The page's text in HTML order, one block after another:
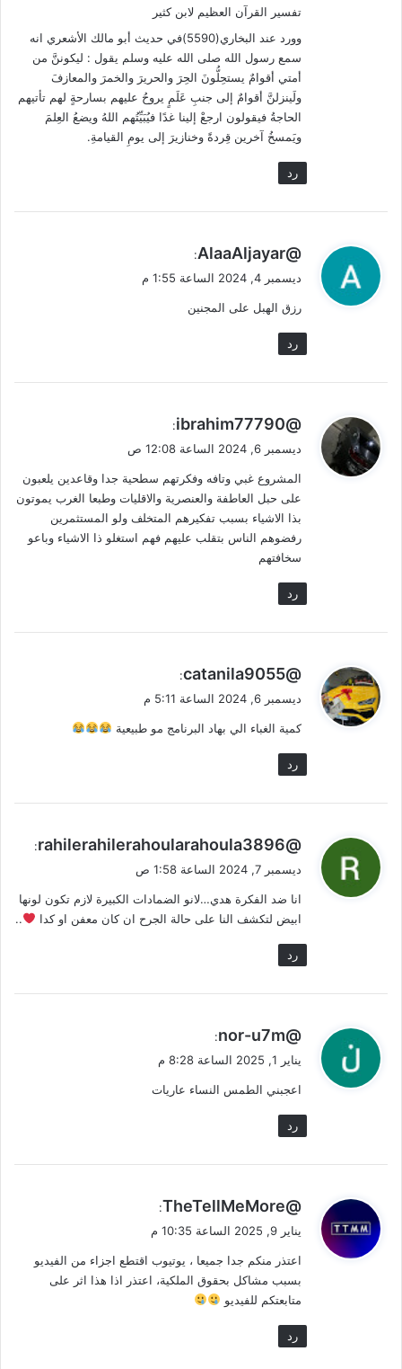
تفسير القرآن العظيم لابن كثير
وورد عند البخاري(5590)في حديث أبو مالك الأشعري انه
سمع رسول الله صلى الله عليه وسلم يقول : ليكوننَّ من
أمتي أقوامٌ يستحِلُّونَ الحِرَ والحريرَ والخمرَ والمعازفَ
ولَينزلنَّ أقوامٌ إلى جنبِ عَلَمٍ يروحُ عليهم بسارحةٍ لهم تأتيهم
الحاجةُ فيقولون ارجعْ إلينا غدًا فيُبَيِّتُهم اللهُ ويضعُ العِلمَ
ويَمسخُ آخرين قِردةً وخنازيرَ إلى يومِ القيامةِ.
رد
ي
ل
@AlaaAljayar
:
ديسمبر 4, 2024 الساعة 1:55 م
رزق الهبل على المجنين
رد
ي
ل
@ibrahim77790
:
ديسمبر 6, 2024 الساعة 12:08 ص
المشروع غبي وتافه وفكرتهم سطحية جدا وقاعدين يلعبون
على حبل العاطفة والعنصرية والاقليات وطبعا الغرب يموتون
بذا الاشياء بسبب تفكيرهم المتخلف ولو المستثمرين
رفضوهم الناس بتقلب عليهم فهم استغلو ذا الاشياء وباعو
سخافتهم
رد
ي
ل
@catanila9055
:
ديسمبر 6, 2024 الساعة 5:11 م
كمية الغباء الي بهاد البرنامج مو طبيعية
رد
ي
ل
@rahilerahilerahoularahoula3896
:
ديسمبر 7, 2024 الساعة 1:58 ص
انا ضد الفكرة هدي…لانو الضمادات الكبيرة لازم تكون لونها
ابيض لتكشف النا على حالة الجرح ان كان معفن او كدا
..
رد
ي
ل
@nor-u7m
:
يناير 1, 2025 الساعة 8:28 م
اعجبني الطمس النساء عاريات
رد
ي
ل
@TheTellMeMore
:
يناير 9, 2025 الساعة 10:35 م
اعتذر منكم جدا جميعا ، يوتيوب اقتطع اجزاء من الفيديو
بسبب مشاكل بحقوق الملكية، اعتذر اذا هذا اثر على
متابعتكم للفيديو
رد